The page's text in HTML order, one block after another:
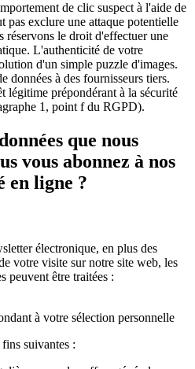
de clic suspect à l'aide de
pas exclure une attaque potentielle
réservons le droit d'effectuer une
L'authenticité de votre
d'un simple puzzle d'images.
données à des fournisseurs tiers.
légitime prépondérant à la sécurité
1, point f du RGPD).
que nous
vous abonnez à nos
en ligne ?
électronique, en plus des
votre visite sur notre site web, les
peuvent être traitées :
à votre sélection personnelle
suivantes :